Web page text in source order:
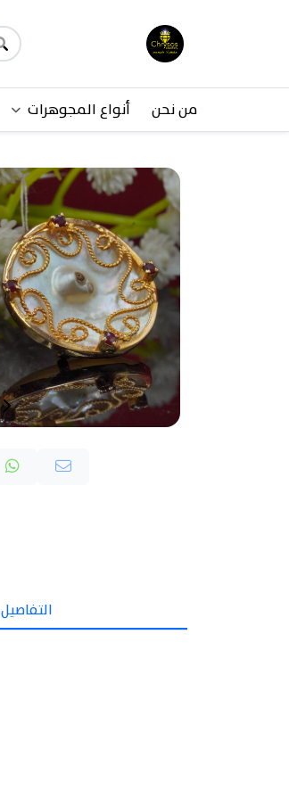
من نحن أنواع المجوهرات
التفاصيل